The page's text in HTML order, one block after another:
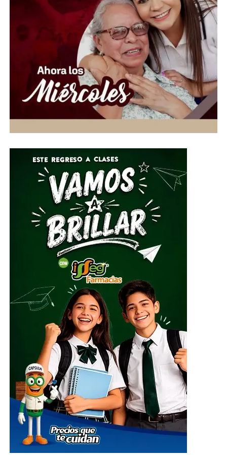
ciencia a la sociedad y posiciona a Guanajuato como un
referente nacional en la divulgación científica.